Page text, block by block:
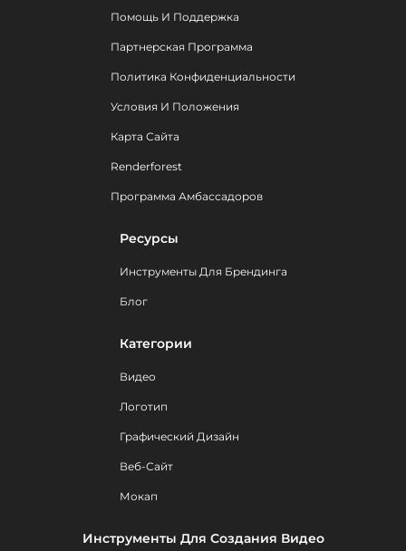
Помощь И Поддержка
Партнерская Программа
Политика Конфиденциальности
Условия И Положения
Карта Сайта
Renderforest
Программа Амбассадоров
Ресурсы
Инструменты Для Брендинга
Блог
Категории
Видео
Логотип
Графический Дизайн
Веб-Сайт
Мокап
Инструменты Для Создания Видео